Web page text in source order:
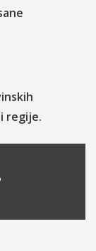
regije.